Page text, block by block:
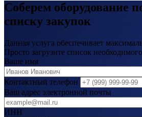
Соберем оборудование
списку закупок
Данная услуга обеспечивает
Просто загрузите список
Ваше имя
Контактный телефон
Ваш адрес электронной почты
ИНН